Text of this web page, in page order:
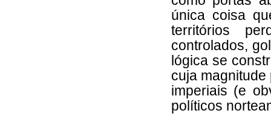
única coisa
territórios
controlados,
lógica se
cuja
imperiais (e
políticos